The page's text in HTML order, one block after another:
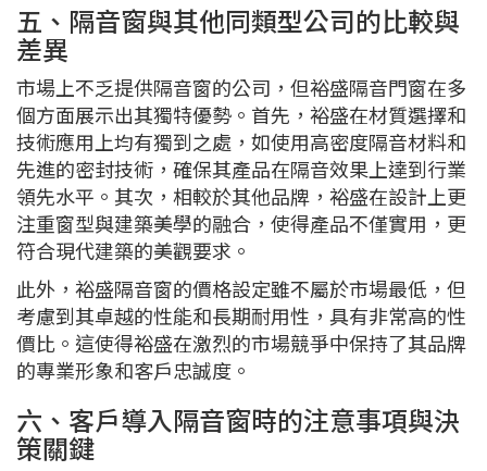
五、隔音窗與其他同類型公司的比較與
差異
市場上不乏提供隔音窗的公司，但裕盛隔音門窗在多
個方面展示出其獨特優勢。首先，裕盛在材質選擇和
技術應用上均有獨到之處，如使用高密度隔音材料和
先進的密封技術，確保其產品在隔音效果上達到行業
領先水平。其次，相較於其他品牌，裕盛在設計上更
注重窗型與建築美學的融合，使得產品不僅實用，更
符合現代建築的美觀要求。
此外，裕盛隔音窗的價格設定雖不屬於市場最低，但
考慮到其卓越的性能和長期耐用性，具有非常高的性
價比。這使得裕盛在激烈的市場競爭中保持了其品牌
的專業形象和客戶忠誠度。
六、客戶導入隔音窗時的注意事項與決
策關鍵